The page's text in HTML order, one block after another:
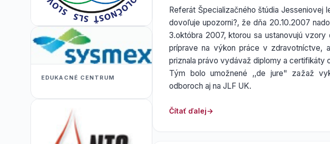
Referát Špecializačného štúdia Jesseniovej
dovoľuje upozorni?, že dňa 20.10.2007
3.októbra 2007, ktorou sa ustanovujú
príprave na výkon práce v zdravotníctve,
priznala právo vydávaž diplomy a certifikáty
Tým bolo umožnené ,,de jure" zažaž
odboroch aj na JLF UK.
Čítať ďalej
EDUKACNÉ CENTRUM